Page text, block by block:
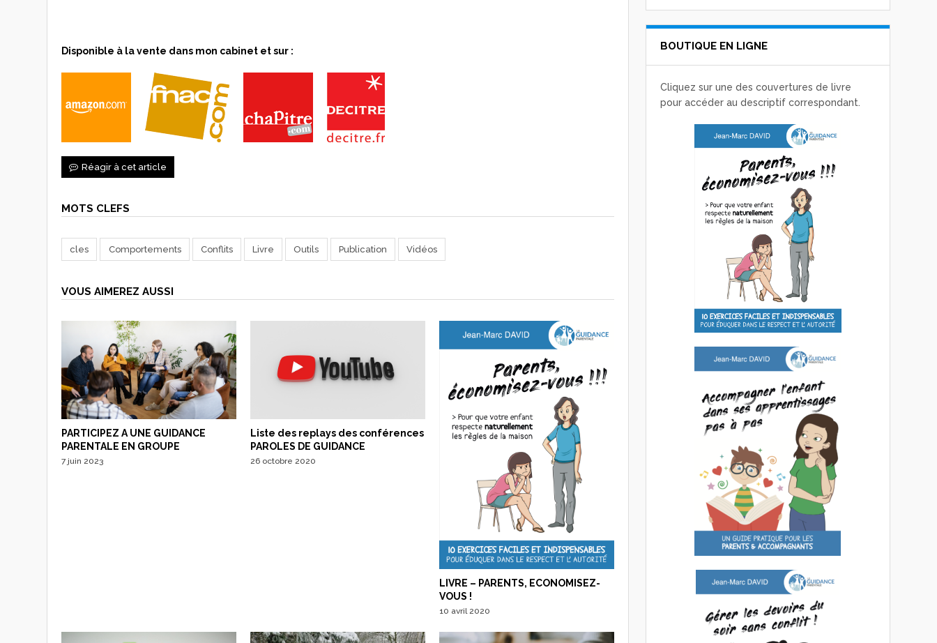
Disponible à la vente dans mon cabinet et sur :
Réagir à cet article
MOTS CLEFS
cles Comportements Conflits Livre Outils Publication Vidéos
VOUS AIMEREZ AUSSI
PARTICIPEZ A UNE GUIDANCE
PARENTALE EN GROUPE
7 juin 2023
Liste des replays des conférences
PAROLES DE GUIDANCE
26 octobre 2020
LIVRE – PARENTS, ECONOMISEZ-
VOUS !
10 avril 2020
BOUTIQUE EN LIGNE
Cliquez sur une des couvertures de livre
pour accéder au descriptif correspondant.